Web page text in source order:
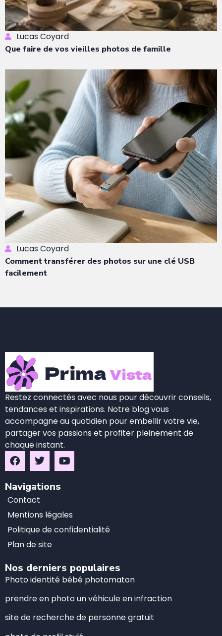
Lucas Coyard
Que faire de vos vieilles photos de famille
Lucas Coyard
Comment transférer des photos sur une clé USB
facilement
Restez connectés avec nous pour découvrir conseils,
tendances et inspirations. Notre blog vous
accompagne au quotidien pour embellir votre vie,
partager vos passions et profiter pleinement de
chaque instant.
Navigations
Contact
Mentions légales
Politique de confidentialité
Plan de site
Nos derniers populaires
Photo identité bébé photomaton
prendre en photo un véhicule en infraction
site de recherche de personne gratuit